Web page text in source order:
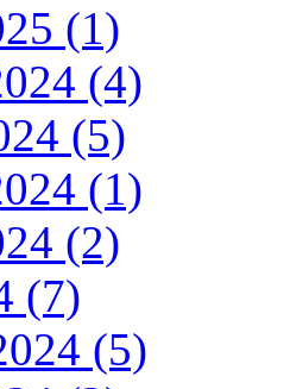
(1)
(4)
(5)
(1)
(2)
(7)
(5)